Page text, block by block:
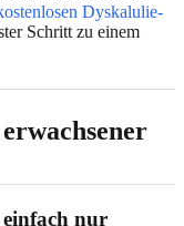
Dyskalulie-
Schritt zu einem
nur